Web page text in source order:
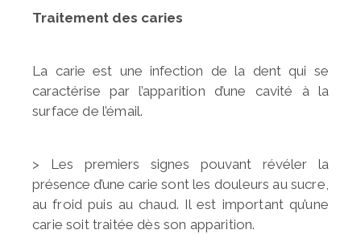
Traitement des caries
La carie est une infection de la dent qui se
caractérise par l’apparition d’une cavité à la
surface de l’émail.
> Les premiers signes pouvant révéler la
présence d’une cariesont les douleurs au sucre,
au froid puis au chaud. Il est important qu’une
carie soit traitée dès son apparition.